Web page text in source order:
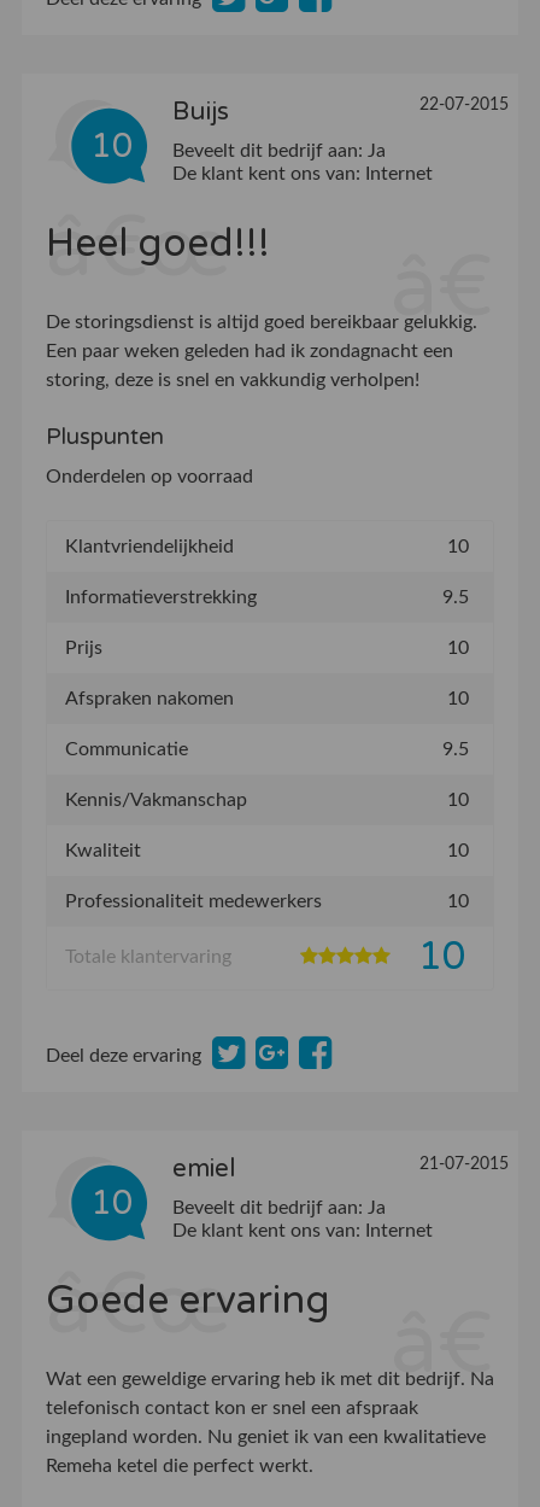
10
Buijs 22-07-2015
Beveelt dit bedrijf aan: Ja
De klant kent ons van: Internet
Heel goed!!!
De storingsdienst is altijd goed bereikbaar gelukkig.
Een paar weken geleden had ik zondagnacht een
storing, deze is snel en vakkundig verholpen!
Pluspunten
Onderdelen op voorraad
Klantvriendelijkheid 10
Informatieverstrekking 9.5
Prijs 10
Afspraken nakomen 10
Communicatie 9.5
Kennis/Vakmanschap 10
Kwaliteit 10
Professionaliteit medewerkers 10
Totale klantervaring 10
Deel deze ervaring
10
emiel 21-07-2015
Beveelt dit bedrijf aan: Ja
De klant kent ons van:
Internet
Goede ervaring
Wat een geweldige ervaring heb ik met dit bedrijf. Na
telefonisch contact kon er snel een afspraak
ingepland worden. Nu geniet ik van een kwalitatieve
Remeha ketel die perfect werkt.